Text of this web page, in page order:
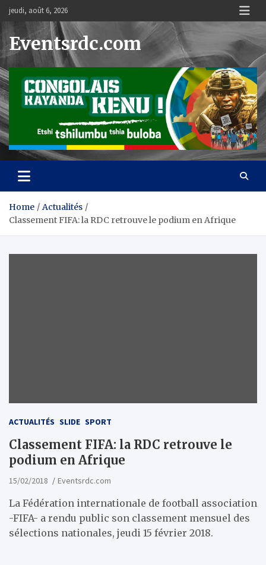
Skip
content
jeudi, août 6, 2026
Eventsrdc.com
Home
Actualités
Classement FIFA: la RDC retrouve le podium en Afrique
ACTUALITÉS SLIDE SPORT
Classement FIFA: la RDC retrouve le
podium en Afrique
15/02/2018 Eventsrdc.com
La Fédération internationale de football association
-FIFA- a rendu public son classement mensuel des
sélections nationales, jeudi 15 février 2018.